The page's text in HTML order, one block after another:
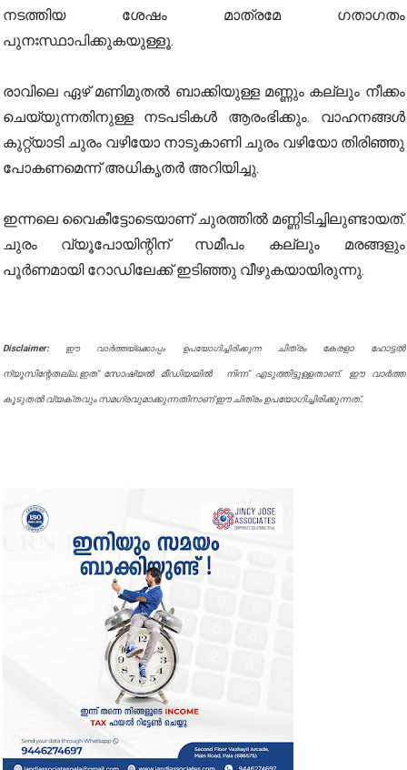
നടത്തിയ ശേഷം മാത്രമേ ഗതാഗതം
പുനഃസ്ഥാപിക്കുകയുള്ളൂ.
രാവിലെ ഏഴ് മണിമുതൽ ബാക്കിയുള്ള മണ്ണും കല്ലും നീക്കം
ചെയ്യുന്നതിനുള്ള നടപടികൾ ആരംഭിക്കും. വാഹനങ്ങൾ
കുറ്റ്യാടി ചുരം വഴിയോ നാടുകാണി ചുരം വഴിയോ തിരിഞ്ഞു
പോകണമെന്ന് അധികൃതർ അറിയിച്ചു.
ഇന്നലെ വൈകീട്ടോടെയാണ് ചുരത്തിൽ മണ്ണിടിച്ചിലുണ്ടായത്.
ചുരം വ്യൂപോയിന്റിന് സമീപം കല്ലും മരങ്ങളും
പൂർണമായി റോഡിലേക്ക് ഇടിഞ്ഞു വീഴുകയായിരുന്നു.
Disclaimer: ഈ വാർത്തയ്ക്കൊപ്പം ഉപയോഗിച്ചിരിക്കുന്ന ചിത്രം കേരളാ ഹോട്ടൽ
ന്യൂസിന്റേതല്ല.ഇത് സോഷ്യൽ മീഡിയയിൽ നിന്ന് എടുത്തിട്ടുള്ളതാണ്. ഈ വാർത്ത
കൂടുതൽ വ്യക്തവും സമഗ്രവുമാക്കുന്നതിനാണ് ഈ ചിത്രം ഉപയോഗിച്ചിരിക്കുന്നത്.